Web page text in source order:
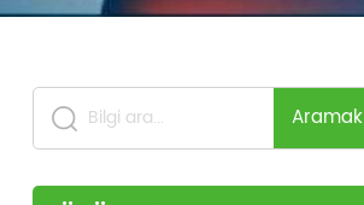
Aramak